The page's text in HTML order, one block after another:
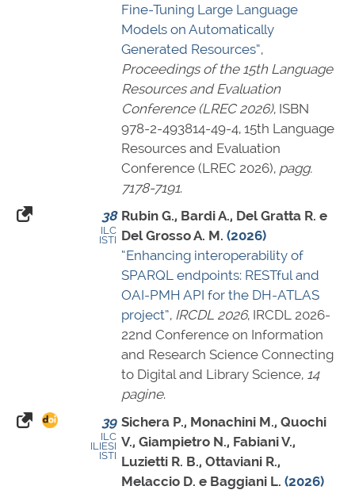
Fine-Tuning Large Language
Models on Automatically
Generated Resources”,
Proceedings of the 15th Language
Resources and Evaluation
Conference (LREC 2026), ISBN
978-2-493814-49-4, 15th Language
Resources and Evaluation
Conference (LREC 2026), pagg.
7178-7191.
38
ILC
ISTI
Rubin G., Bardi A., Del Gratta R. e
Del Grosso A. M. (2026)
“Enhancing interoperability of
SPARQL endpoints: RESTful and
OAI-PMH API for the DH-ATLAS
project”, IRCDL 2026, IRCDL 2026-
22nd Conference on Information
and Research Science Connecting
to Digital and Library Science, 14
pagine.
39
ILC
ILIESI
ISTI
Sichera P., Monachini M., Quochi
V., Giampietro N., Fabiani V.,
Luzietti R. B., Ottaviani R.,
Melaccio D. e Baggiani L. (2026)